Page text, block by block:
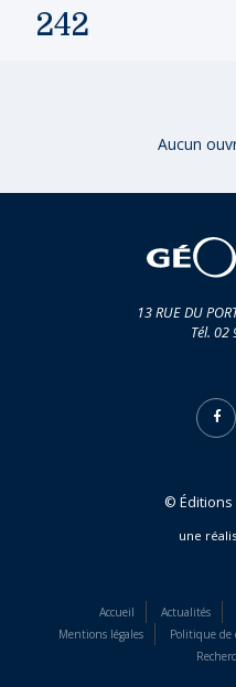
242
Aucun
13 RUE DU
Tél. 02
© Éditions
une
Accueil Actualités
Mentions légales
Politique